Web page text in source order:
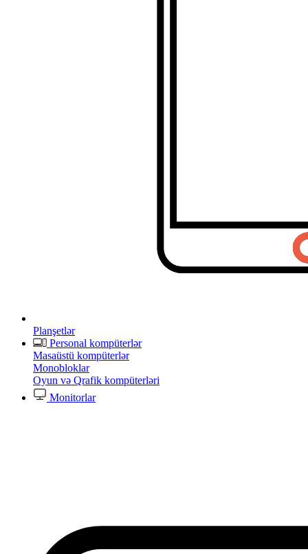
Planşetlər
Personal kompüterlər
Masaüstü kompüterlər
Monobloklar
Oyun və Qrafik kompüterləri
Monitorlar